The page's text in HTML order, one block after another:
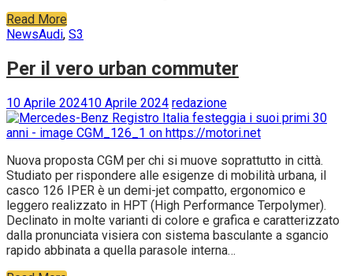
Read More
NewsAudi, S3
Per il vero urban commuter
10 Aprile 202410 Aprile 2024 redazione
Nuova proposta CGM per chi si muove soprattutto in città.
Studiato per rispondere alle esigenze di mobilità urbana, il
casco 126 IPER è un demi-jet compatto, ergonomico e
leggero realizzato in HPT (High Performance Terpolymer).
Declinato in molte varianti di colore e grafica e caratterizzato
dalla pronunciata visiera con sistema basculante a sgancio
rapido abbinata a quella parasole interna…